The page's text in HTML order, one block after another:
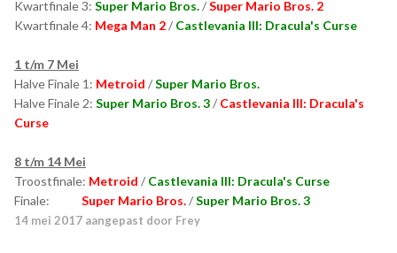
Kwartfinale 3: Super Mario Bros./Super Mario Bros. 2
Kwartfinale 4: Mega Man 2/ Castlevania III: Dracula's Curse
1 t/m 7 Mei
Halve Finale 1: Metroid /Super Mario Bros.
Halve Finale 2: Super Mario Bros. 3/ Castlevania III: Dracula's
Curse
8 t/m 14 Mei
Troostfinale: Metroid / Castlevania III: Dracula's Curse
Finale: Super Mario Bros./Super Mario Bros. 3
14 mei 2017 aangepast door Frey